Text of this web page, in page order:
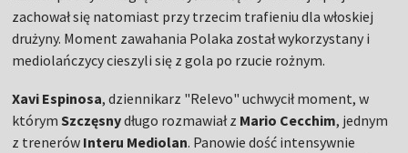
zachował się natomiast przy trzecim trafieniu dla włoskiej
drużyny. Moment zawahania Polaka został wykorzystany i
mediolańczycy cieszyli się z gola po rzucie rożnym.
Xavi Espinosa, dziennikarz "Relevo" uchwycił moment, w
którymSzczęsnydługo rozmawiał z Mario Cecchim, jednym
z trenerów Interu Mediolan. Panowie dość intensywnie